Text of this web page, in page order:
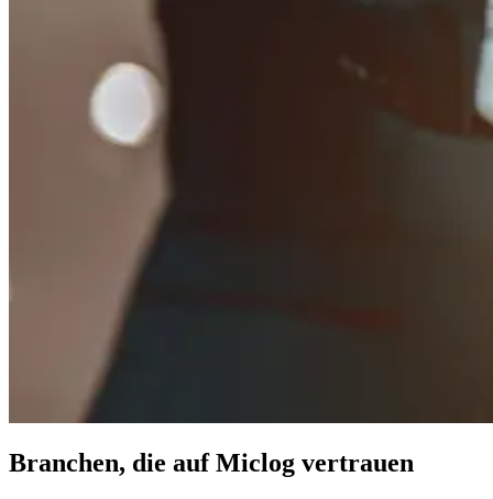
Branchen, die auf Miclog vertrauen